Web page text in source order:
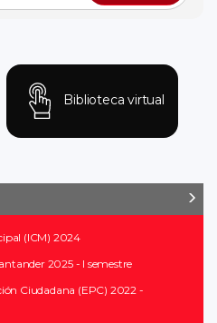
Biblioteca virtual
(ICM) 2024
2025 - I semestre
Ciudadana (EPC) 2022 -